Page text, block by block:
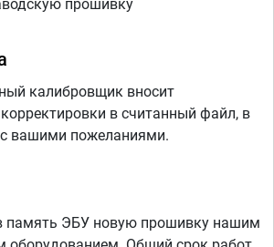
прошивку
калибровщик вносит
в считанный файл, в
с вашими пожеланиями.
память ЭБУ новую прошивку нашим